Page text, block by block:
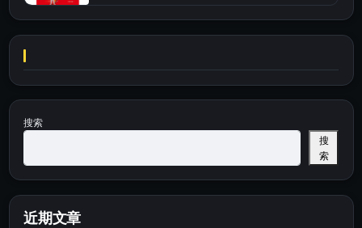
搜索
搜
索
近期文章